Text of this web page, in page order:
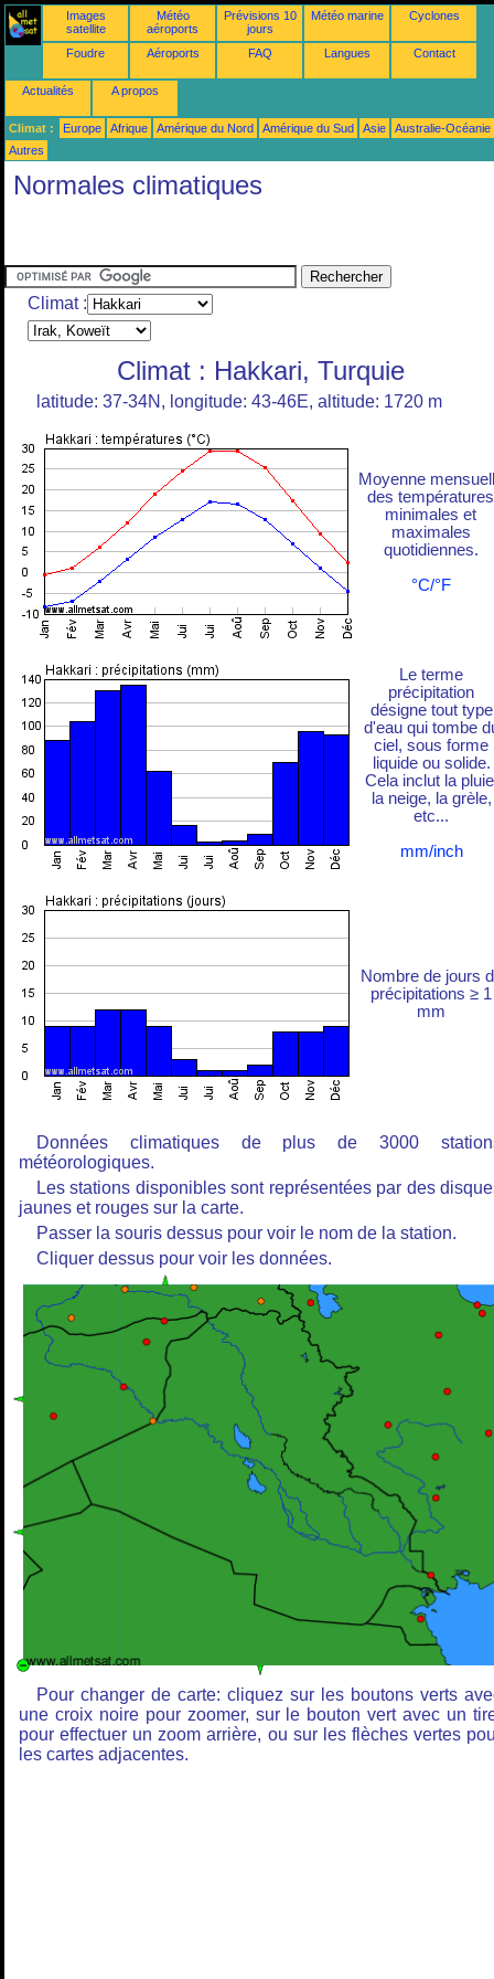
Images
satellite
Météo
aéroports
Prévisions 10
jours
Météo marine Cyclones
Foudre Aéroports FAQ Langues Contact
Actualités A propos
Climat : Europe Afrique Amérique du Nord Amérique du Sud Asie
Australie-Océanie
Autres
Normales climatiques
Climat :
Climat : Hakkari, Turquie
latitude: 37-34N, longitude: 43-46E, altitude: 1720 m
Moyenne
des températures
minimales et
maximales
quotidiennes.
°C/°F
Le terme
précipitation
désigne tout type
d'eau qui tombe
ciel, sous forme
liquide ou solide.
Cela inclut la
la neige, la grèle,
etc...
mm/inch
Nombre de jours
précipitations ≥ 1
mm
Données climatiques de plus de 3000
météorologiques.
Les stations disponibles sont représentées par des
jaunes et rouges sur la carte.
Passer la souris dessus pour voir le nom de la station.
Cliquer dessus pour voir les données.
Pour changer de carte: cliquez sur les boutons verts
une croix noire pour zoomer, sur le bouton vert avec un
pour effectuer un zoom arrière, ou sur les flèches vertes
les cartes adjacentes.